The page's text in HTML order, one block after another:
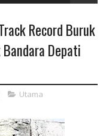
Record Buruk
Depati
Utama